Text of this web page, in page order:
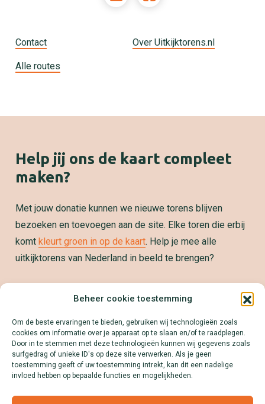
Beheer cookie toestemming
Om de beste ervaringen te bieden, gebruiken wij technologieën zoals
cookies om informatie over je apparaat op te slaan en/of te raadplegen.
Door in te stemmen met deze technologieën kunnen wij gegevens zoals
surfgedrag of unieke ID's op deze site verwerken. Als je geen
toestemming geeft of uw toestemming intrekt, kan dit een nadelige
invloed hebben op bepaalde functies en mogelijkheden.
Contact Over Uitkijktorens.nl
Alle routes
Help jij ons de kaart compleet
maken?
Met jouw donatie kunnen we nieuwe torens blijven
bezoeken en toevoegen aan de site. Elke toren die erbij
komt kleurt groen in op de kaart. Help je mee alle
uitkijktorens van Nederland in beeld te brengen?
Samenwerken?
kaart! Download onze Mediakit en ontdek alle
mogelijkheden.
Lees meer